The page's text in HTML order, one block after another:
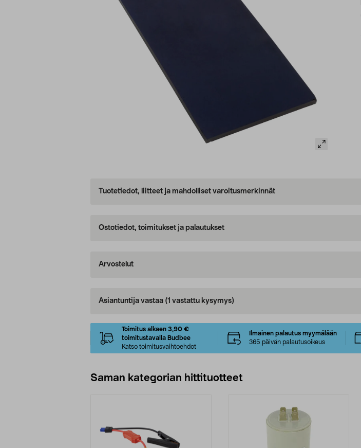
Tuotetiedot, liitteet ja mahdolliset varoitusmerkinnät
Ostotiedot, toimitukset ja palautukset
Arvostelut
Asiantuntija vastaa (1 vastattu kysymys)
Toimitus alkaen 3,90 €
toimitustavalla Budbee
Katso toimitusvaihtoehdot
Ilmainen palautus myymälään
365 päivän palautusoikeus
Saman kategorian hittituotteet